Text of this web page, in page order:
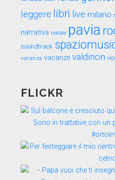
leggere libri live milano
narrativa natale pavia
soundtrack
vacanza vacanze valdinon
FLICKR